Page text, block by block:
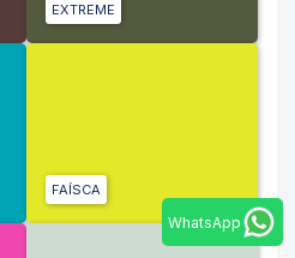
EXTREME
FAÍSCA
WhatsApp